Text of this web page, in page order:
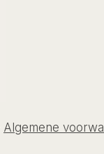
Algemene